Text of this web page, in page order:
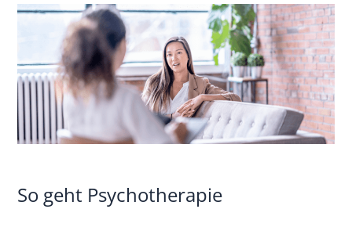
So geht Psychotherapie
So
Psychotherapie